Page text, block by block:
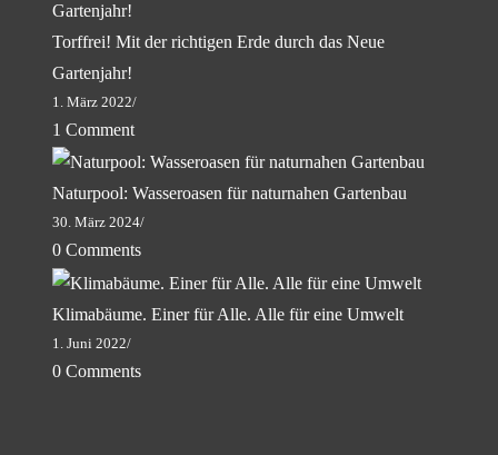
Torffrei! Mit der richtigen Erde durch das Neue
Gartenjahr!
1. März 2022/
1 Comment
Naturpool: Wasseroasen für naturnahen Gartenbau
30. März 2024/
0 Comments
Klimabäume. Einer für Alle. Alle für eine Umwelt
1. Juni 2022/
0 Comments